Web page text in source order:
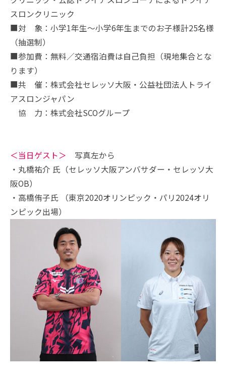
スロンクリニック
■対 象：小学1年生～小学6年生までのお子様計25名様
（抽選制）
■参加費：無料／交通宿泊費は自己負担（現地集合とな
ります）
■共 催：株式会社セレッソ大阪・公益社団法人トライ
アスロンジャパン
協 力：株式会社SCOグループ
＜当日ゲスト＞ 写真左から
・丸橋祐介 氏（セレッソ大阪アンバサダー・セレッソ大
阪OB）
・高橋侑子氏 （東京2020オリンピック・パリ2024オリ
ンピック出場）